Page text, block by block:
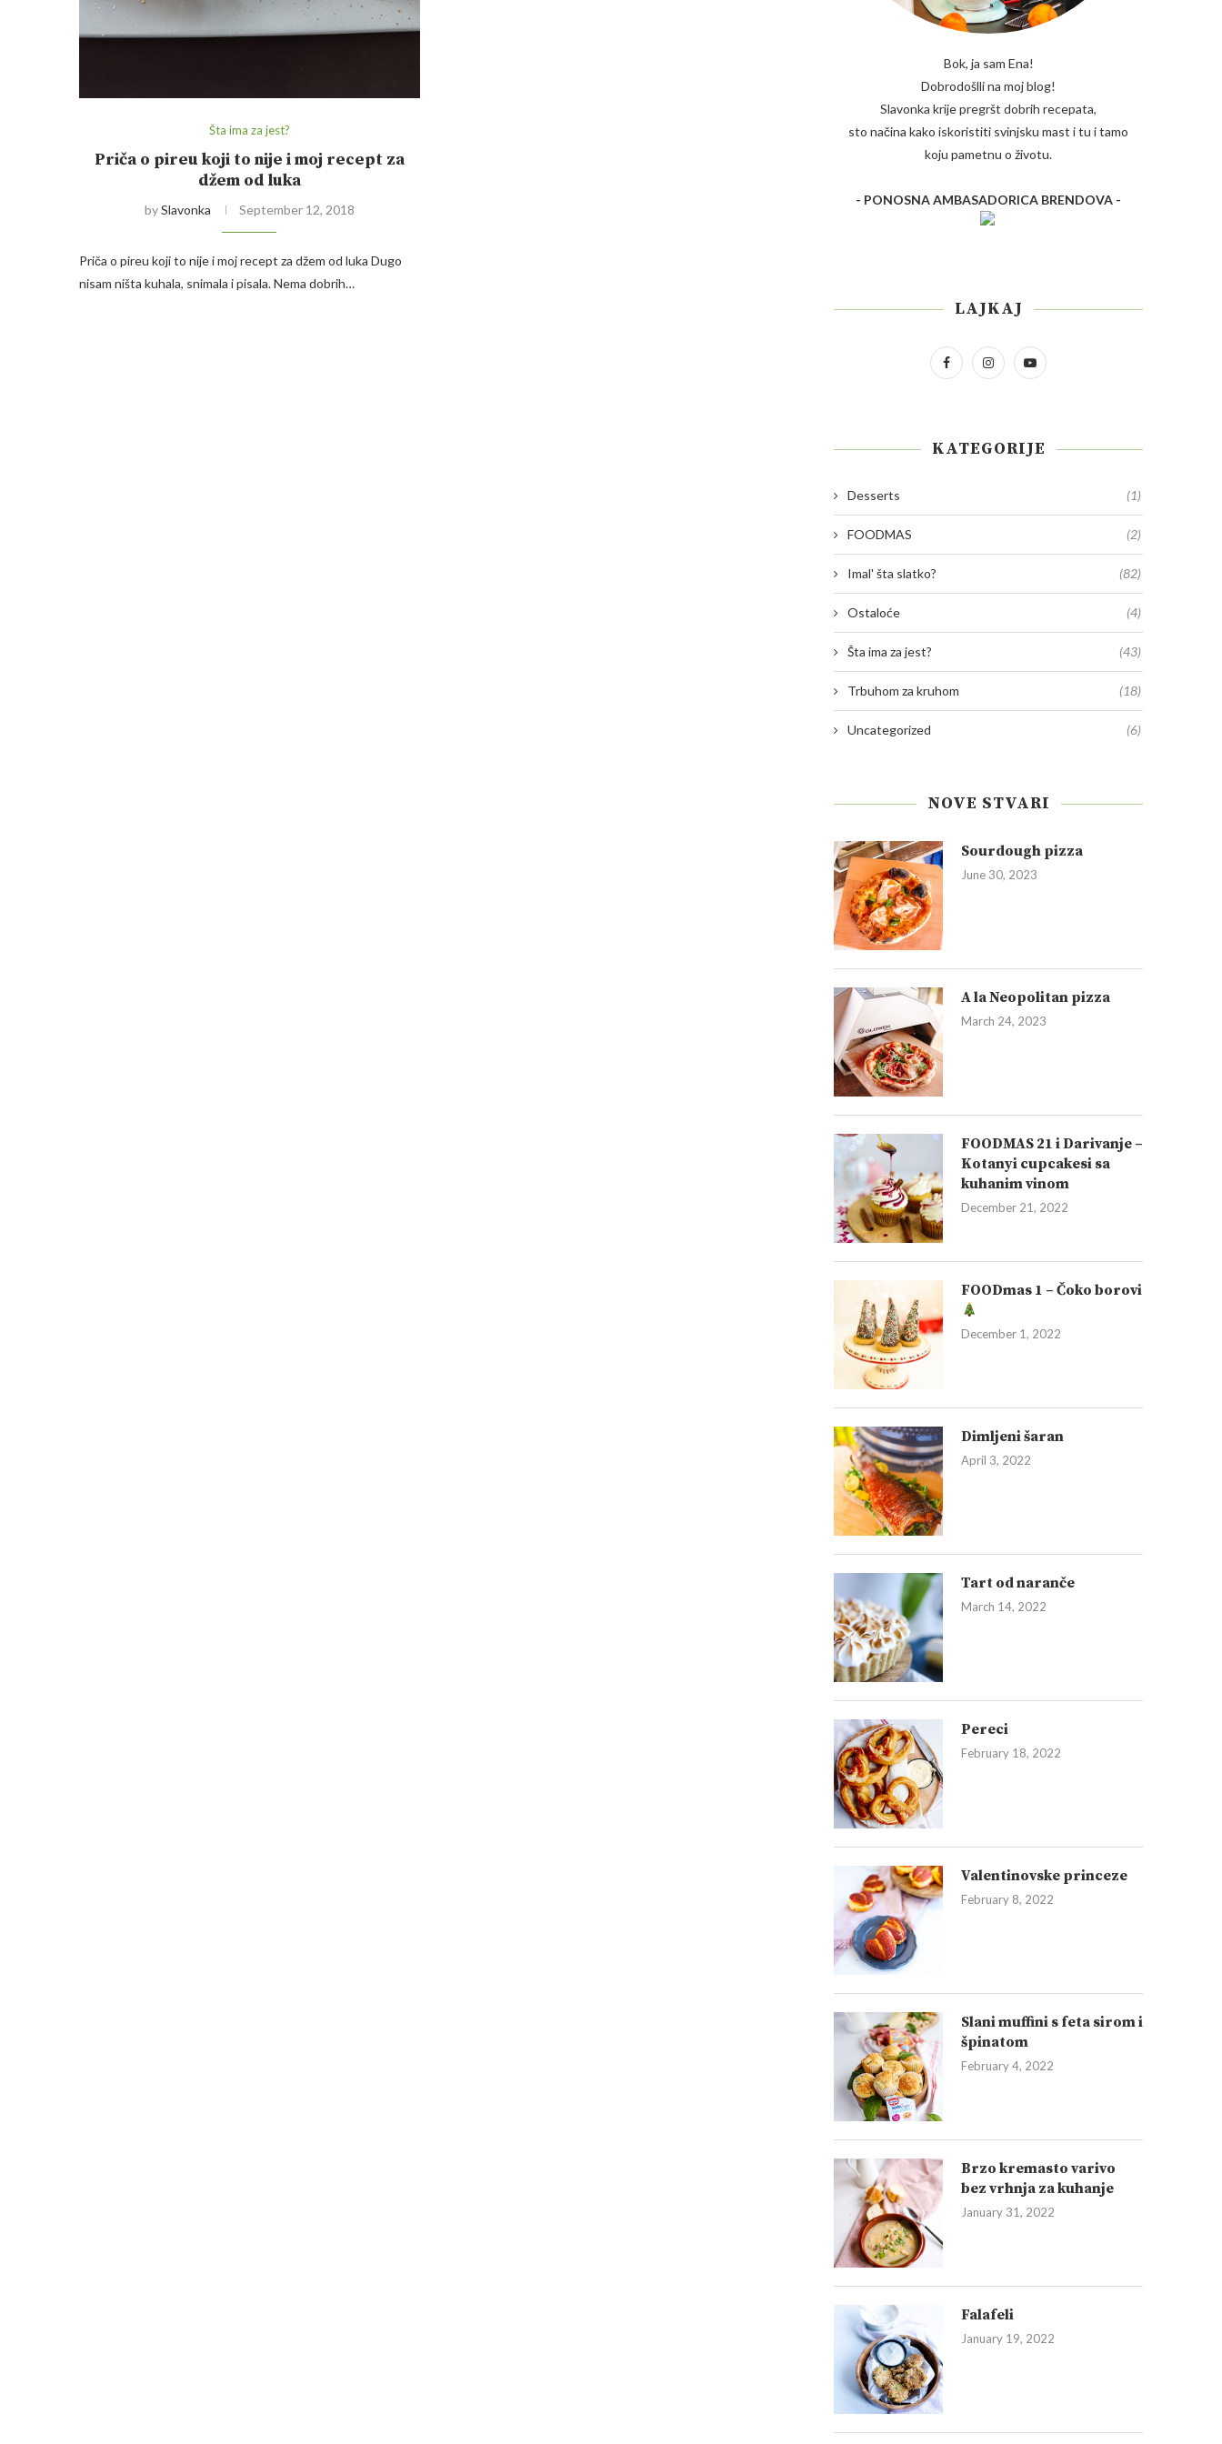
Šta ima za jest?
Priča o pireu koji to nije i moj recept za
džem od luka
bySlavonka September 12, 2018
Priča o pireu koji to nije i moj recept za džem od luka Dugo
nisam ništa kuhala, snimala i pisala. Nema dobrih…
Bok, ja sam Ena!
Dobrodošlli na moj blog!
Slavonka krije pregršt dobrih recepata,
sto načina kako iskoristiti svinjsku mast i tu i tamo
koju pametnu o životu.
- PONOSNA AMBASADORICA BRENDOVA -
LAJKAJ
KATEGORIJE
Desserts (1)
FOODMAS (2)
Imal' šta slatko? (82)
Ostaloće (4)
Šta ima za jest? (43)
Trbuhom za kruhom (18)
Uncategorized (6)
NOVE STVARI
Sourdough pizza
June 30, 2023
A la Neopolitan pizza
March 24, 2023
FOODMAS 21 i Darivanje –
Kotanyi cupcakesi sa
kuhanim vinom
December 21, 2022
FOODmas 1 – Čoko borovi
December 1, 2022
Dimljeni šaran
April 3, 2022
Tart od naranče
March 14, 2022
Pereci
February 18, 2022
Valentinovske princeze
February 8, 2022
Slani muffini s feta sirom i
špinatom
February 4, 2022
Brzo kremasto varivo
bez vrhnja za kuhanje
January 31, 2022
Falafeli
January 19, 2022